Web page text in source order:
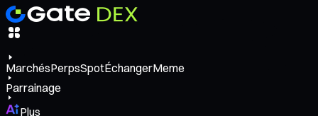
MarchésPerpsSpotÉchangerMeme
Parrainage
Plus